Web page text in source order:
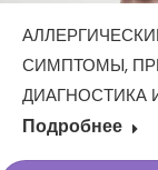
СИМПТОМЫ,
ДИАГНОСТИКА
Подробнее